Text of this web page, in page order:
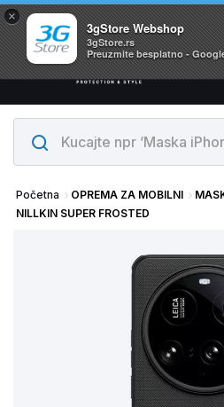
×
3gStore Webshop
3gStore.rs
Preuzmite besplatno -
Svi proizvodi su na
Početna OPREMA ZA MOBILNI
NILLKIN SUPER FROSTED